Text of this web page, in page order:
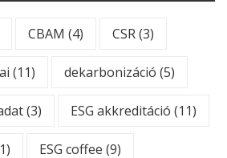
CBAM (4) CSR(3)
(11) dekarbonizáció (5)
(3) ESG akkreditáció (11)
ESG coffee (9)